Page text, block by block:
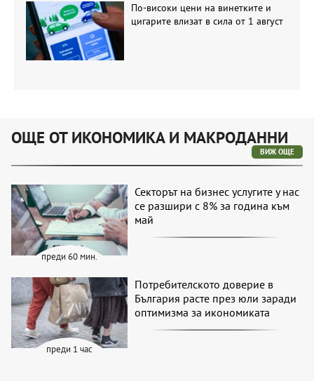
По-високи цени на винетките и
цигарите влизат в сила от 1 август
ОЩЕ ОТ ИКОНОМИКА И МАКРОДАННИ
ВИЖ ОЩЕ
преди 60 мин.
Секторът на бизнес услугите у нас
се разшири с 8% за година към
май
преди 1 час
Потребителското доверие в
България расте през юли заради
оптимизма за икономиката